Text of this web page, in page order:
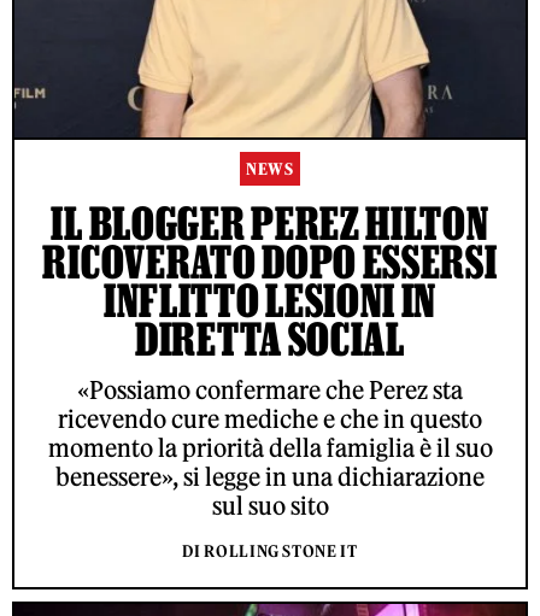
NEWS
IL BLOGGER PEREZ HILTON
RICOVERATO DOPO ESSERSI
INFLITTO LESIONI IN
DIRETTA SOCIAL
«Possiamo confermare che Perez sta
ricevendo cure mediche e che in questo
momento la priorità della famiglia è il suo
benessere», si legge in una dichiarazione
sul suo sito
DI ROLLING STONE IT